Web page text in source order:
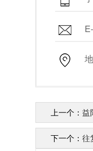
上一个： 益
下一个： 往